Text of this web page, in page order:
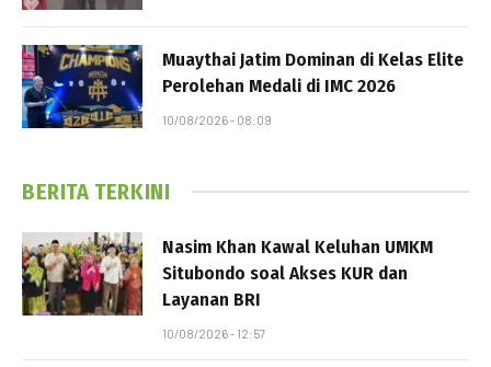
Muaythai Jatim Dominan di Kelas Elite
Perolehan Medali di IMC 2026
10/08/2026 - 08:09
BERITA TERKINI
Nasim Khan Kawal Keluhan UMKM
Situbondo soal Akses KUR dan
Layanan BRI
10/08/2026 - 12:57